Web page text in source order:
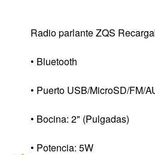
Radio parlante ZQS
• Bluetooth
• Puerto USB/MicroSD/FM/
• Bocina: 2" (Pulgadas)
• Potencia: 5W